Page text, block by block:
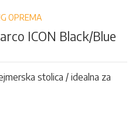
OPREMA
ICON Black/Blue
stolica / idealna za